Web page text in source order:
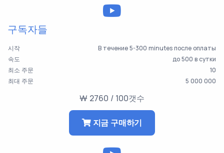
구독자들
시작
В течение 5-300 minutes после оплаты
속도
до 500 в сутки
최소 주문
10
최대 주문
5 000 000
₩ 2760 / 100갯수
지금 구매하기